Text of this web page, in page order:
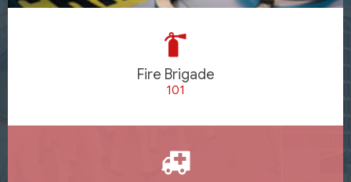
Fire Brigade
101